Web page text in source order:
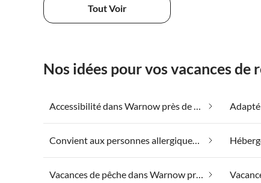
Tout Voir
Nos idées pour vos vacances
Accessibilité dans Warnow près de Grevesmühlen
Convient aux personnes allergiques dans Warnow près de Grevesmühlen
Vacances de pêche dans Warnow près de Grevesmühlen